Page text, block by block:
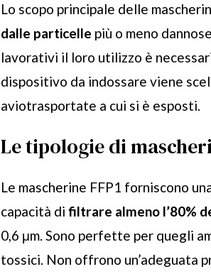
Lo scopo principale delle
dalle particelle più o meno
lavorativi il loro utilizzo è
dispositivo da indossare viene
aviotrasportate a cui si è esposti.
Le tipologie di
Le mascherine FFP1 forniscono
capacità di filtrare almeno l’80%
0,6 μm. Sono perfette per quegli
tossici. Non offrono un’adeguata